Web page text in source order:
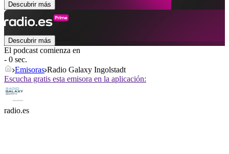
Descubrir más
Descubrir más
El podcast comienza en
- 0 sec.
Emisoras Radio Galaxy Ingolstadt
Escucha gratis esta emisora en la aplicación:
radio.es